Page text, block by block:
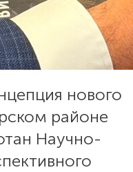
нового
районе
Научно-